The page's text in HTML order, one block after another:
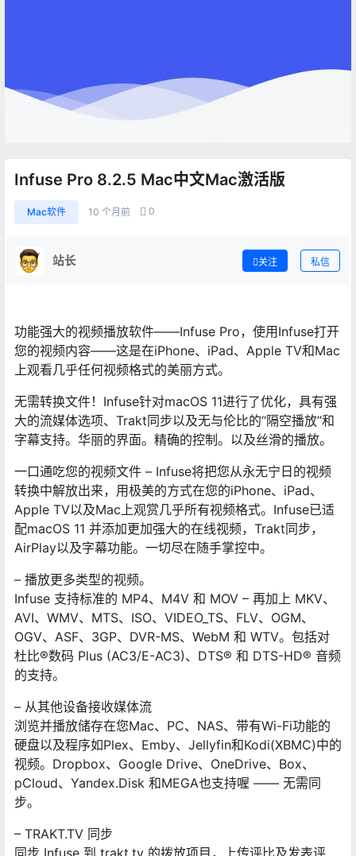
Infuse Pro 8.2.5 Mac中文Mac激活版
Mac软件 10 个月前 0
站长 关注 私信
功能强大的视频播放软件——Infuse Pro，使用Infuse打开
您的视频内容——这是在iPhone、iPad、Apple TV和Mac
上观看几乎任何视频格式的美丽方式。
无需转换文件！Infuse针对macOS 11进行了优化，具有强
大的流媒体选项、Trakt同步以及无与伦比的“隔空播放”和
字幕支持。华丽的界面。精确的控制。以及丝滑的播放。
一口通吃您的视频文件 – Infuse将把您从永无宁日的视频
转换中解放出来，用极美的方式在您的iPhone、iPad、
Apple TV以及Mac上观赏几乎所有视频格式。Infuse已适
配macOS 11 并添加更加强大的在线视频，Trakt同步，
AirPlay以及字幕功能。一切尽在随手掌控中。
– 播放更多类型的视频。
Infuse 支持标准的 MP4、M4V 和 MOV – 再加上 MKV、
AVI、WMV、MTS、ISO、VIDEO_TS、FLV、OGM、
OGV、ASF、3GP、DVR-MS、WebM 和 WTV。包括对
杜比®数码 Plus (AC3/E-AC3)、DTS® 和 DTS-HD® 音频
的支持。
– 从其他设备接收媒体流
浏览并播放储存在您Mac、PC、NAS、带有Wi-Fi功能的
硬盘以及程序如Plex、Emby、Jellyfin和Kodi(XBMC)中的
视频。Dropbox、Google Drive、OneDrive、Box、
pCloud、Yandex.Disk 和MEGA也支持喔 —— 无需同
步。
– TRAKT.TV 同步
同步 Infuse 到 trakt.tv 的拨放项目，上传评比及发表评